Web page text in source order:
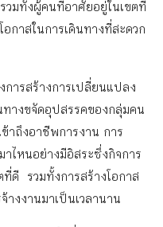
มทั้งผู้คนที่อาศัยอยู่ในเขตที่
กาสในการเดินทางที่สะดวก
ารสร้างการเปลี่ยนแปลง
ทางขจัดอุปสรรคของกลุ่มคน
าถึงอาชีพการงาน การ
ไหนอย่างมีอิสระซึ่งกิจการ
ดี รวมทั้งการสร้างโอกาส
างงานมาเป็นเวลานาน